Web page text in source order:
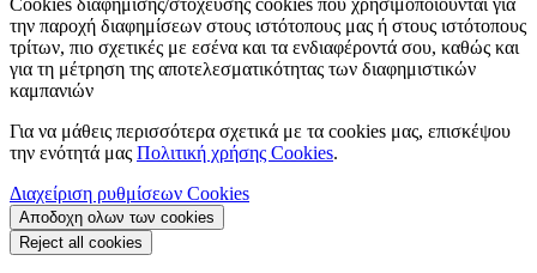
Cookies διαφήμισης/στόχευσης cookies που χρησιμοποιούνται για
την παροχή διαφημίσεων στους ιστότοπους μας ή στους ιστότοπους
τρίτων, πιο σχετικές με εσένα και τα ενδιαφέροντά σου, καθώς και
για τη μέτρηση της αποτελεσματικότητας των διαφημιστικών
καμπανιών
Για να μάθεις περισσότερα σχετικά με τα cookies μας, επισκέψου
την ενότητά μας Πολιτική χρήσης Cookies.
Διαχείριση ρυθμίσεων Cookies
Αποδοχη ολων των cookies
Reject all cookies